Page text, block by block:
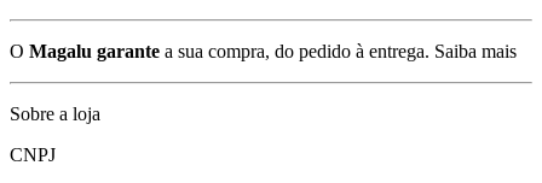
O Magalu garante a sua compra, do pedido à entrega. Saiba mais
Sobre a loja
CNPJ